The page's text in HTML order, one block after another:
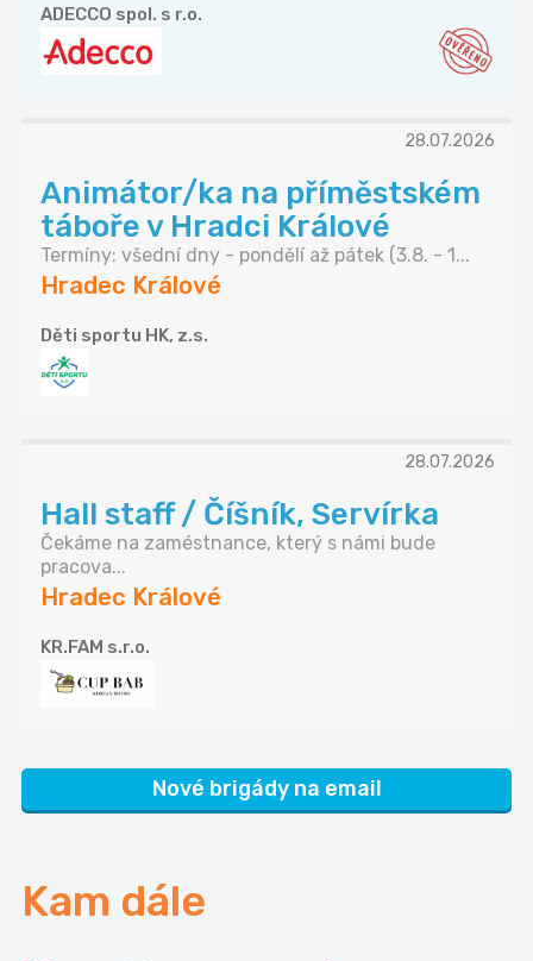
ADECCO spol. s r.o.
28.07.2026
Animátor/ka na příměstském
táboře v Hradci Králové
Termíny: všední dny - pondělí až pátek (3.8. - 1...
Hradec Králové
Děti sportu HK, z.s.
28.07.2026
Hall staff / Číšník, Servírka
Čekáme na zaméstnance, který s námi bude
pracova...
Hradec Králové
KR.FAM s.r.o.
Nové brigády na email
Kam dále